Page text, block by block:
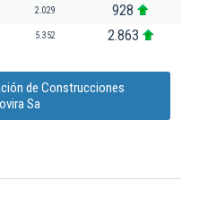
2.029 928
5.352 2.863
de Construcciones
Sa